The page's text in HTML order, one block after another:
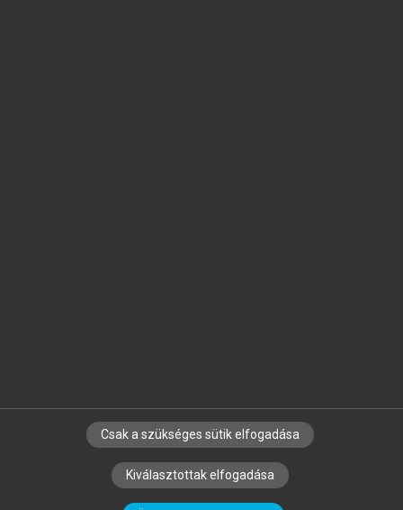
SZERZŐKNEK CÉGEKNEK KÖNYVTÁROSOKNAK
SZERKESZTÉSI ÉS LEKTORÁLÁSI ALAPELVEK
Csak a szükséges sütik elfogadása
Kiválasztottak elfogadása